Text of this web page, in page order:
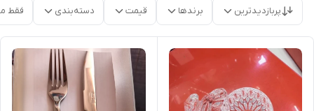
پربازدیدترین برندها قیمت دسته‌بندی فقط